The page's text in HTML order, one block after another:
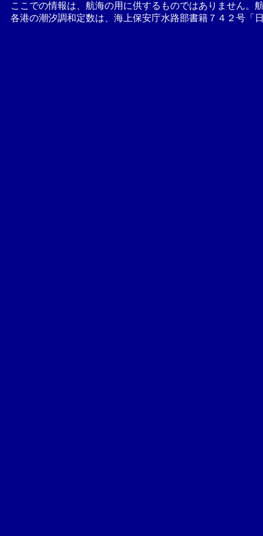
ここでの情報は、航海の用に供するものではありません。
各港の潮汐調和定数は、海上保安庁水路部書籍７４２号「